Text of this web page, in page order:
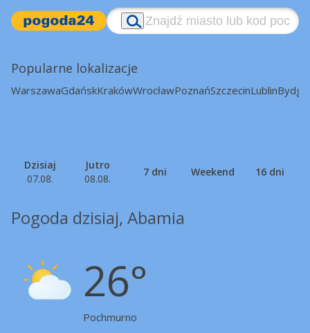
Popularne lokalizacje
WarszawaGdańskKrakówWrocławPoznańSzczecinLublin
Dzisiaj
07.08.
Jutro
08.08.
7 dni Weekend 16 dni
Pogoda dzisiaj, Abamia
26°
Pochmurno